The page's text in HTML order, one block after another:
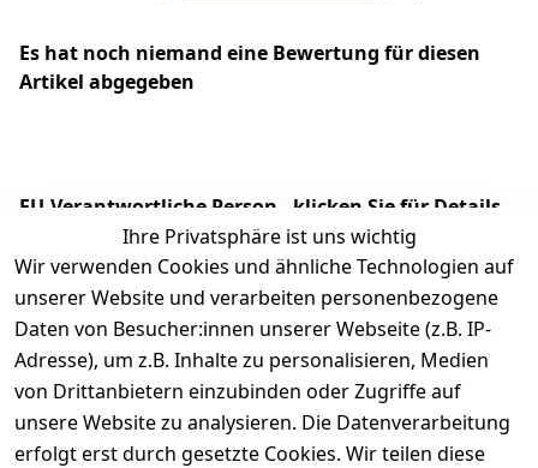
Es hat noch niemand eine Bewertung für diesen
Artikel abgegeben
EU-Verantwortliche Person - klicken Sie für Details
Ihre Privatsphäre ist uns wichtig
Wir verwenden Cookies und ähnliche Technologien auf
unserer Website und verarbeiten personenbezogene
Daten von Besucher:innen unserer Webseite (z.B. IP-
Adresse), um z.B. Inhalte zu personalisieren, Medien
von Drittanbietern einzubinden oder Zugriffe auf
unsere Website zu analysieren. Die Datenverarbeitung
erfolgt erst durch gesetzte Cookies. Wir teilen diese